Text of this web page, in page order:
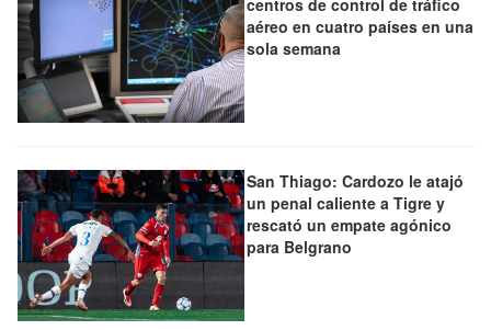
centros de control de tráfico
aéreo en cuatro países en una
sola semana
San Thiago: Cardozo le atajó
un penal caliente a Tigre y
rescató un empate agónico
para Belgrano